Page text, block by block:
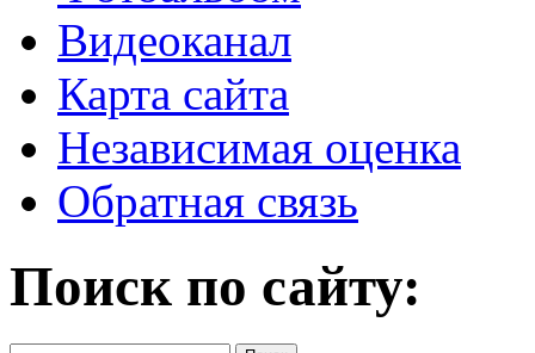
Видеоканал
Карта сайта
Независимая оценка
Обратная связь
Поиск по сайту: